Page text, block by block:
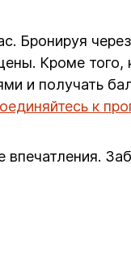
Бронируя
Кроме того,
и получать
к